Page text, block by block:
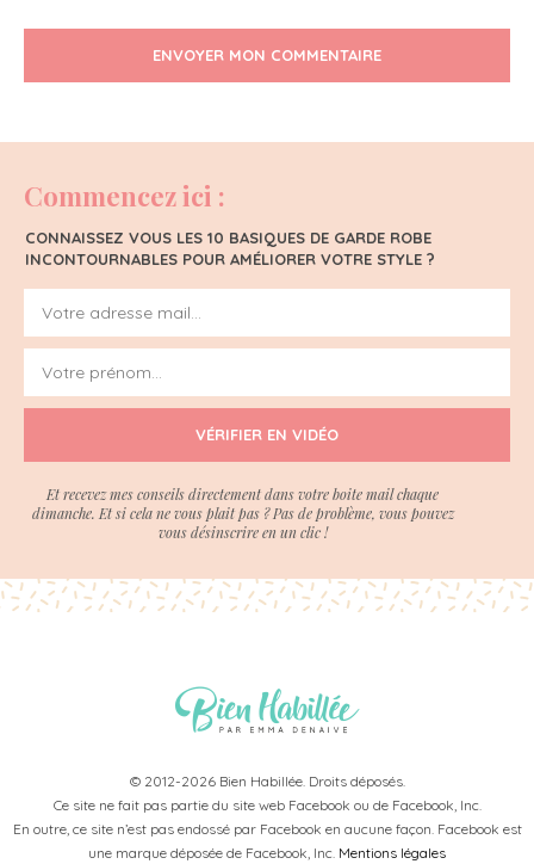
ENVOYER MON COMMENTAIRE
Commencez ici :
CONNAISSEZ VOUS LES 10 BASIQUES DE GARDE ROBE
INCONTOURNABLES POUR AMÉLIORER VOTRE STYLE ?
VÉRIFIER EN VIDÉO
Et recevez mes conseils directement dans votre boite mail chaque
dimanche. Et si cela ne vous plait pas ? Pas de problème, vous pouvez
vous désinscrire en un clic !
© 2012-2026 Bien Habillée. Droits déposés.
Ce site ne fait pas partie du site web Facebook ou de Facebook, Inc.
En outre, ce site n’est pas endossé par Facebook en aucune façon. Facebook est
une marque déposée de Facebook, Inc. Mentions légales